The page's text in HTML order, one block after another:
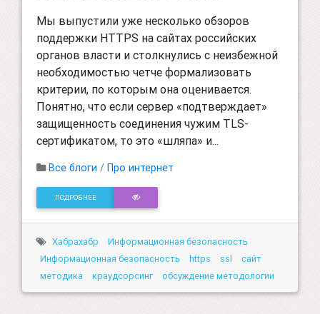
Мы выпустили уже несколько обзоров
поддержки HTTPS на сайтах российских
органов власти и столкнулись с неизбежной
необходимостью четче формализовать
критерии, по которым она оценивается.
Понятно, что если сервер «подтверждает»
защищенность соединения чужим TLS-
сертификатом, то это «шляпа» и...
Все блоги / Про интернет
ПОДРОБНЕЕ
Хабрахабр
Информационная безопасность
Информационная безопасность
https ssl
сайт
методика
краудсорсинг обсуждение методологии